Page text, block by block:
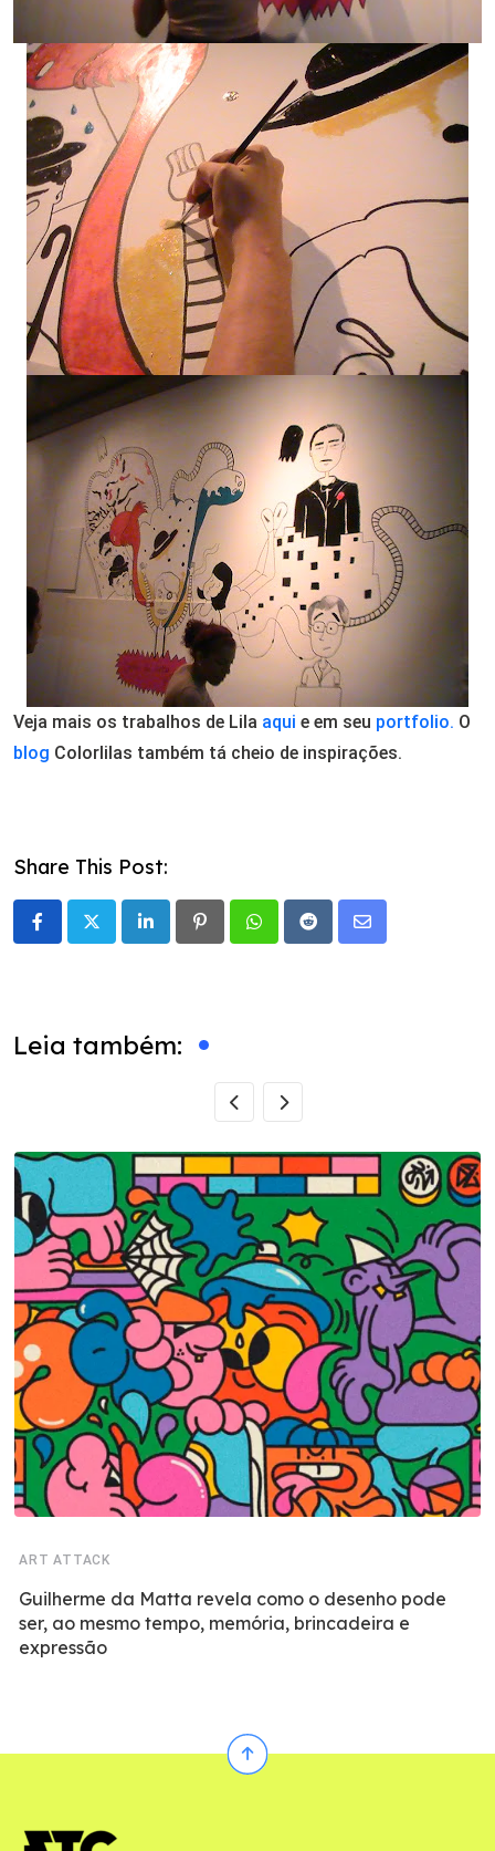
Veja mais os trabalhos de Lila aqui e em seu portfolio. O
blog Colorlilas também tá cheio de inspirações.
Share This Post:
LinkedIn PinterestWhatsappRedditShare
Leia também:
ART ATTACK
Guilherme da Matta revela como o desenho pode
ser, ao mesmo tempo, memória, brincadeira e
expressão